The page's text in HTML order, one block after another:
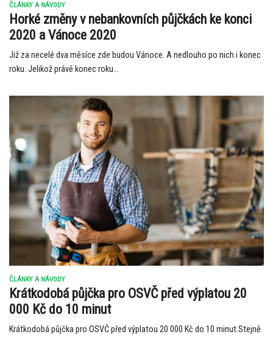
ČLÁNKY A NÁVODY
Horké změny v nebankovních půjčkách ke konci
2020 a Vánoce 2020
Již za necelé dva měsíce zde budou Vánoce. A nedlouho po nich i konec
roku. Jelikož právě konec roku...
ČLÁNKY A NÁVODY
Krátkodobá půjčka pro OSVČ před výplatou 20
000 Kč do 10 minut
Krátkodobá půjčka pro OSVČ před výplatou 20 000 Kč do 10 minut Stejně